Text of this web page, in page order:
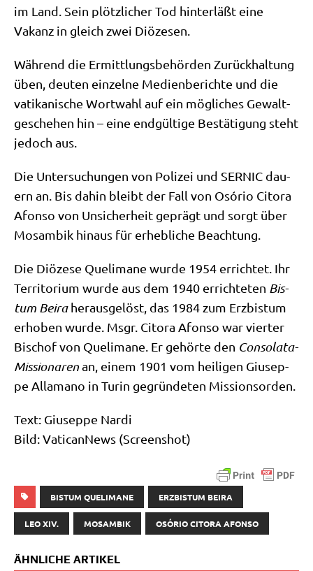
im Land. Sein plötz­li­cher Tod hin­ter­läßt eine
Vakanz in gleich zwei Diözesen.
Wäh­rend die Ermitt­lungs­be­hör­den Zurück­hal­tung
üben, deu­ten ein­zel­ne Medi­en­be­rich­te und die
vati­ka­ni­sche Wort­wahl auf ein mög­li­ches Gewalt­
ge­sche­hen hin – eine end­gül­ti­ge Bestä­ti­gung steht
jedoch aus.
Die Unter­su­chun­gen von Poli­zei und SERNIC dau­
ern an. Bis dahin bleibt der Fall von Osório Cito­ra
Afon­so von Unsi­cher­heit geprägt und sorgt über
Mosam­bik hin­aus für erheb­li­che Beachtung.
Die Diö­ze­se Quel­ima­ne wur­de 1954 errich­tet. Ihr
Ter­ri­to­ri­um wur­de aus dem 1940 errich­te­ten Bis­
tum Bei­raher­aus­ge­löst, das 1984 zum Erz­bis­tum
erho­ben wur­de. Msgr. Cito­ra Afon­so war vier­ter
Bischof von Quel­ima­ne. Er gehör­te den Con­so­la­ta-
Mis­sio­na­renan, einem 1901 vom hei­li­gen Giu­sep­
pe All­ama­no in Turin gegrün­de­ten Missionsorden.
Text: Giu­sep­pe Nar­di
Bild: Vati­can­News (Screen­shot)
BISTUM QUELIMANE ERZBISTUM BEIRA
LEO XIV. MOSAMBIK OSÓRIO CITORA AFONSO
ÄHNLICHE ARTIKEL